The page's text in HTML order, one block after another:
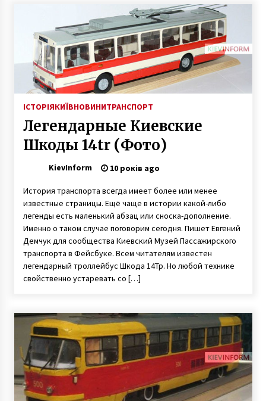
Вооруженные грабители на печерске
отобрали у бизнесмена несколько
миллионов гривен
10 років ago
У Києві облаштують 12 локацій, ДЕ МОЖНА
В Киеве собираются ограничить въезд
грузовиков
8 років ago
Під Києвом мало не вибухнула дочка
бізнесмена з нянею
7 років ago
Де в Києві відремонтують і поставлять нові
ліфти за 47,3 мільйона гривень: шукай свою
7 років ago
ІСТОРІЯКИЇВНОВИНИТРАНСПОРТ
Легендарные Киевские
Шкоды 14tr (Фото)
KievInform 10 років ago
История транспорта всегда имеет более или менее
известные страницы. Ещё чаще в истории какой-либо
легенды есть маленький абзац или сноска-дополнение.
Именно о таком случае поговорим сегодня. Пишет Евгений
Демчук для сообщества Киевский Музей Пассажирского
транспорта в Фейсбуке. Всем читателям известен
легендарный троллейбус Шкода 14Тр. Но любой технике
свойственно устаревать со […]